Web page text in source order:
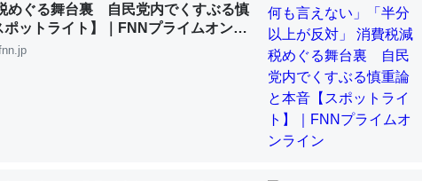
カルシウムも酸素も不足してて両方に不利だから両方が拮抗してるので
白い。海にいる鋏角類（カブトガニ・ウミグモ）はカルシウムを使わずキ
発表】昆虫学の大問題＝「昆虫はなぜ海にいないのか」に関する新仮説
めぐる舞台裏 自民党内でくすぶる慎
ットライト】｜FNNプライムオンラ